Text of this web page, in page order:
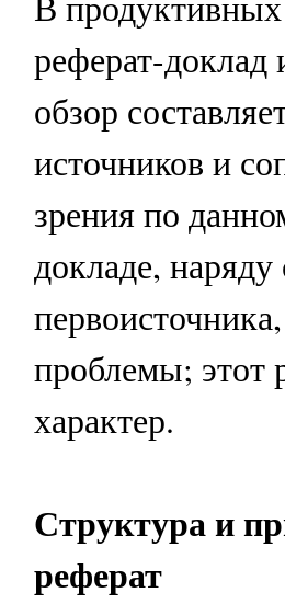
реферат-доклад
обзор
источников и
зрения по
докладе,
проблемы; этот
характер.
Структура и
реферат